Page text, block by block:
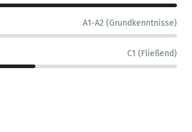
A1-A2 (Grundkenntnisse)
C1 (Fließend)